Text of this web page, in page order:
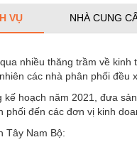
VỤ NHÀ CUNG
nhiều thăng trầm về
các nhà phân phối đều
kế hoạch năm 2021, đưa
phối đến các đơn vị kinh
Tây Nam Bộ: